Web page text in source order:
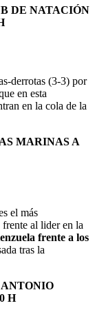
DE NATACIÓN
derrotas (3-3) por
en esta
en la cola de la
MARINAS A
el más
al lider en la
frente a los
tras la
H